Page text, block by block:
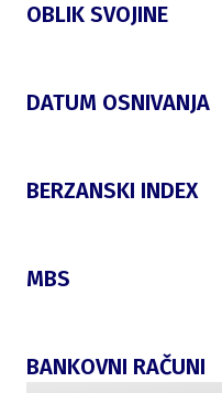
OBLIK SVOJINE
DATUM OSNIVANJA
BERZANSKI INDEX
MBS
BANKOVNI RAČUNI